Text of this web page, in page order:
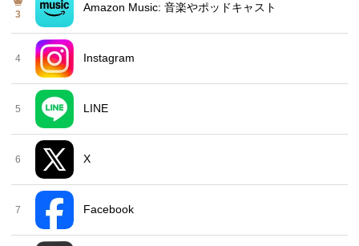
3
Amazon Music: 音楽やポッドキャスト
4 Instagram
5 LINE
6 X
7 Facebook